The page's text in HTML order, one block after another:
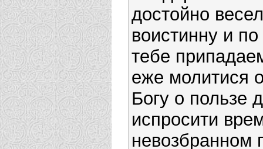
достойно
воистинну и
тебе
еже молитися
Богу о пользе
испросити
невозбранном